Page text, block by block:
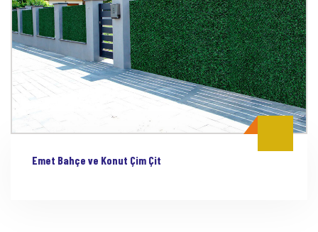
Emet Bahçe ve Konut Çim Çit